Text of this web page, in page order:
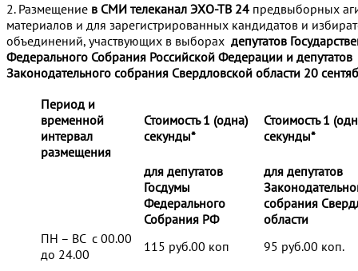
2. Размещение в СМИ телеканал ЭХО-ТВ 24 предвыборных
материалов и для зарегистрированных кандидатов и
объединений, участвующих в выборах депутатов
Федерального Собрания Российской Федерации и депутатов
Законодательного собрания Свердловской области 20
Период и
временной
интервал
размещения
Стоимость 1 (одна)
секунды*
Стоимость 1
секунды*
для депутатов
Госдумы
Федерального
Собрания РФ
для депутатов
собрания
области
ПН – ВС с 00.00
до 24.00
115 руб.00 коп 95 руб.00 коп.